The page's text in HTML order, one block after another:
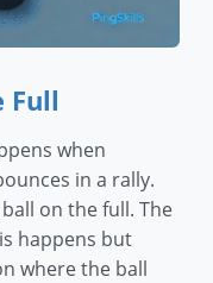
Full
when
in a rally.
on the full. The
happens but
where the ball